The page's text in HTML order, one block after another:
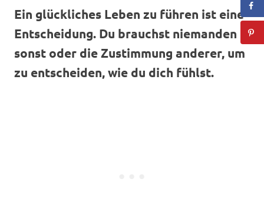
Ein glückliches Leben zu führen ist eine
Entscheidung. Du brauchst niemanden
sonst oder die Zustimmung anderer, um
zu entscheiden, wie du dich fühlst.